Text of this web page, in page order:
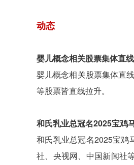
动态
婴儿概念相关股票集体直
婴儿概念相关股票集体直
等股票皆直线拉升。
和氏乳业总冠名2025宝鸡
和氏乳业总冠名2025宝鸡
社、央视网、中国新闻社